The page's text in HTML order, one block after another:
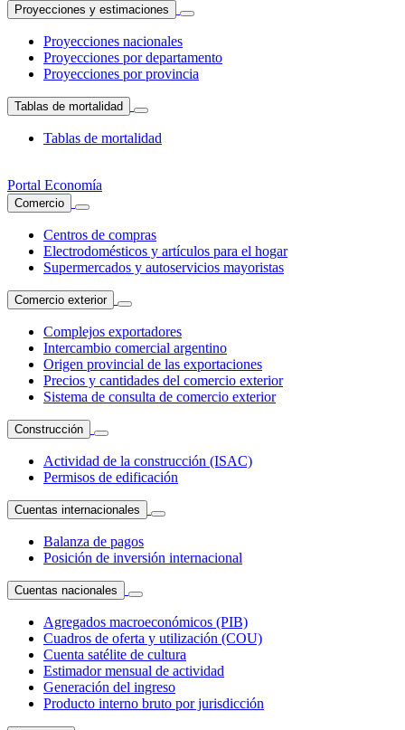
Proyecciones y estimaciones
Proyecciones nacionales
Proyecciones por departamento
Proyecciones por provincia
Tablas de mortalidad
Tablas de mortalidad
Portal Economía
Comercio
Centros de compras
Electrodomésticos y artículos para el hogar
Supermercados y autoservicios mayoristas
Comercio exterior
Complejos exportadores
Intercambio comercial argentino
Origen provincial de las exportaciones
Precios y cantidades del comercio exterior
Sistema de consulta de comercio exterior
Construcción
Actividad de la construcción (ISAC)
Permisos de edificación
Cuentas internacionales
Balanza de pagos
Posición de inversión internacional
Cuentas nacionales
Agregados macroeconómicos (PIB)
Cuadros de oferta y utilización (COU)
Cuenta satélite de cultura
Estimador mensual de actividad
Generación del ingreso
Producto interno bruto por jurisdicción